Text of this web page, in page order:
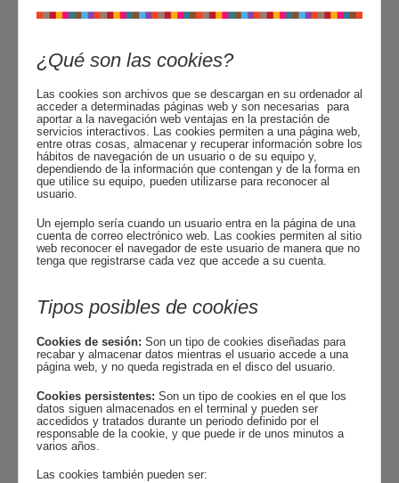
¿Qué son las cookies?
Las cookies son archivos que se descargan en su ordenador al
acceder a determinadas páginas web y son necesarias para
aportar a la navegación web ventajas en la prestación de
servicios interactivos. Las cookies permiten a una página web,
entre otras cosas, almacenar y recuperar información sobre los
hábitos de navegación de un usuario o de su equipo y,
dependiendo de la información que contengan y de la forma en
que utilice su equipo, pueden utilizarse para reconocer al
usuario.
Un ejemplo sería cuando un usuario entra en la página de una
cuenta de correo electrónico web. Las cookies permiten al sitio
web reconocer el navegador de este usuario de manera que no
tenga que registrarse cada vez que accede a su cuenta.
Tipos posibles de cookies
Cookies de sesión: Son un tipo de cookies diseñadas para
recabar y almacenar datos mientras el usuario accede a una
página web, y no queda registrada en el disco del usuario.
Cookies persistentes: Son un tipo de cookies en el que los
datos siguen almacenados en el terminal y pueden ser
accedidos y tratados durante un periodo definido por el
responsable de la cookie, y que puede ir de unos minutos a
varios años.
Las cookies también pueden ser: